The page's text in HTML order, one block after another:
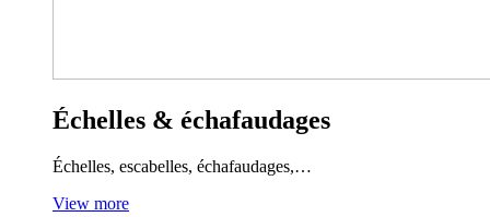
Échelles & échafaudages
Échelles, escabelles, échafaudages,…
View more